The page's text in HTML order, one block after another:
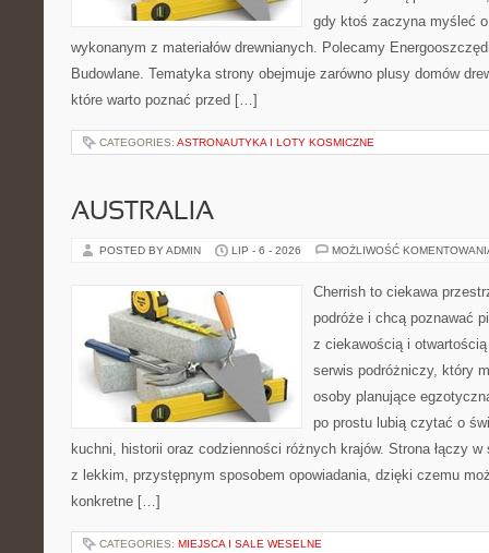
gdy ktoś zaczyna myśleć o
wykonanym z materiałów drewnianych. Polecamy
Budowlane. Tematyka strony obejmuje zarówno plusy domów
które warto poznać przed […]
CATEGORIES: ASTRONAUTYKA I LOTY KOSMICZNE
AUSTRALIA
POSTED BY ADMIN LIP - 6 - 2026 MOŻLIWOŚĆ
Cherrish to ciekawa
podróże i chcą poznawać
z ciekawością i
serwis podróżniczy, który
osoby planujące
po prostu lubią czytać o
kuchni, historii oraz codzienności różnych krajów. Strona łączy
z lekkim, przystępnym sposobem opowiadania, dzięki czemu
konkretne […]
CATEGORIES: MIEJSCA I SALE WESELNE